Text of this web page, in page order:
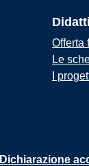
Offerta
Le
I
Dichiarazione